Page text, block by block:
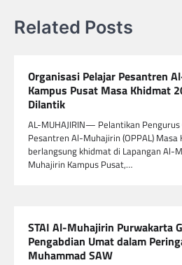
Related Posts
Organisasi Pelajar Pesantren
Kampus Pusat Masa Khidmat
Dilantik
AL-MUHAJIRIN— Pelantikan
Pesantren Al-Muhajirin (OPPAL)
berlangsung khidmat di Lapangan Al-
Muhajirin Kampus Pusat,…
STAI Al-Muhajirin Purwakarta
Pengabdian Umat dalam
Muhammad SAW